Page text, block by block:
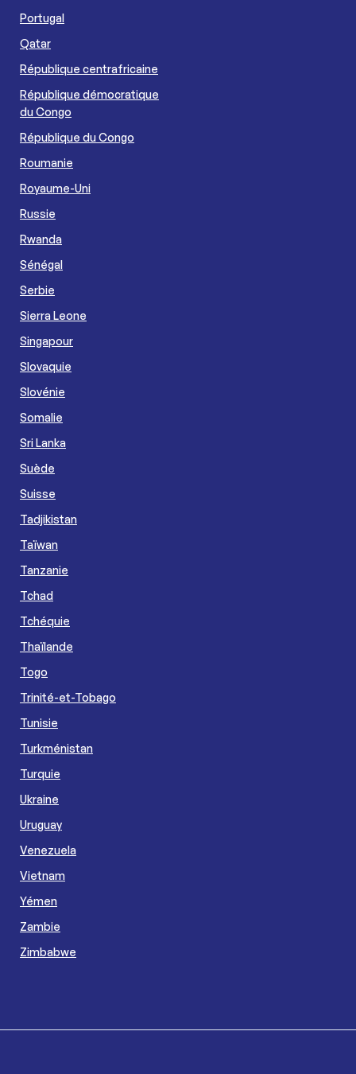
Portugal
Qatar
République centrafricaine
République démocratique
du Congo
République du Congo
Roumanie
Royaume-Uni
Russie
Rwanda
Sénégal
Serbie
Sierra Leone
Singapour
Slovaquie
Slovénie
Somalie
Sri Lanka
Suède
Suisse
Tadjikistan
Taïwan
Tanzanie
Tchad
Tchéquie
Thaïlande
Togo
Trinité-et-Tobago
Tunisie
Turkménistan
Turquie
Ukraine
Uruguay
Venezuela
Vietnam
Yémen
Zambie
Zimbabwe